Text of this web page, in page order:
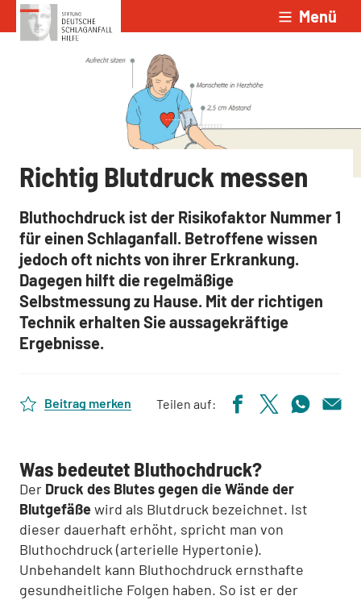
Zum Inhalt springen Menü
Richtig Blutdruck messen
Bluthochdruck ist der Risikofaktor Nummer 1
für einen Schlaganfall. Betroffene wissen
jedoch oft nichts von ihrer Erkrankung.
Dagegen hilft die regelmäßige
Selbstmessung zu Hause. Mit der richtigen
Technik erhalten Sie aussagekräftige
Ergebnisse.
Beitrag merken Teilen auf:
Was bedeutet Bluthochdruck?
Der Druck des Blutes gegen die Wände der
Blutgefäßewird als Blutdruck bezeichnet. Ist
dieser dauerhaft erhöht, spricht man von
Bluthochdruck (arterielle Hypertonie).
Unbehandelt kann Bluthochdruck ernsthafte
gesundheitliche Folgen haben. So ist er der